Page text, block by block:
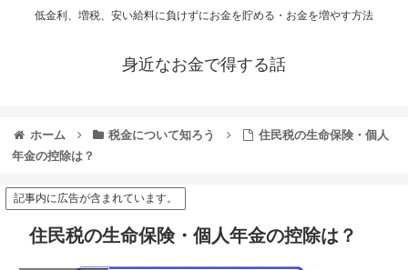
低金利、増税、安い給料に負けずにお金を貯める・お金を増やす方法
身近なお金で得する話
ホーム 税金について知ろう
住民税の生命保険・個人
年金の控除は？
記事内に広告が含まれています。
住民税の生命保険・個人年金の控除は？